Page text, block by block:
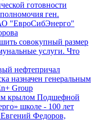
готовности
ген.
"ЕвроСибЭнерго"
совокупный размер
услуги. Что
нефтепричал
назначен генеральным
Group
крылом Подшефной
школе - 100 лет
Федоров,